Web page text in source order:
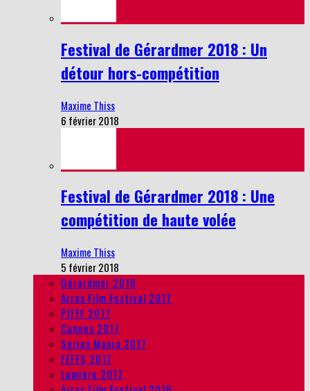
Festival de Gérardmer 2018 : Un
détour hors-compétition
Maxime Thiss
6 février 2018
Festival de Gérardmer 2018 : Une
compétition de haute volée
Maxime Thiss
5 février 2018
Gérardmer 2018
Arras Film Festival 2017
PIFFF 2017
Cannes 2017
Series Mania 2017
FEFFS 2017
Lumière 2017